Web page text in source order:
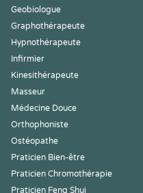
Geobiologue
Graphothérapeute
Hypnothérapeute
Infirmier
Kinesithérapeute
Masseur
Médecine Douce
Orthophoniste
Ostéopathe
Praticien Bien-être
Praticien Chromothérapie
Praticien Feng Shui